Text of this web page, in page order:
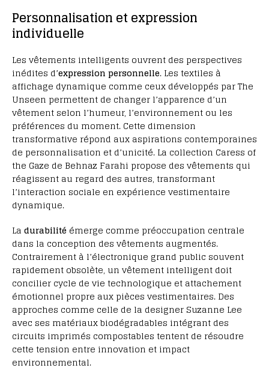
Personnalisation et expression
individuelle
Les vêtements intelligents ouvrent des perspectives
inédites d’expression personnelle. Les textiles à
affichage dynamique comme ceux développés par The
Unseen permettent de changer l’apparence d’un
vêtement selon l’humeur, l’environnement ou les
préférences du moment. Cette dimension
transformative répond aux aspirations contemporaines
de personnalisation et d’unicité. La collection Caress of
the Gaze de Behnaz Farahi propose des vêtements qui
réagissent au regard des autres, transformant
l’interaction sociale en expérience vestimentaire
dynamique.
La durabilité émerge comme préoccupation centrale
dans la conception des vêtements augmentés.
Contrairement à l’électronique grand public souvent
rapidement obsolète, un vêtement intelligent doit
concilier cycle de vie technologique et attachement
émotionnel propre aux pièces vestimentaires. Des
approches comme celle de la designer Suzanne Lee
avec ses matériaux biodégradables intégrant des
circuits imprimés compostables tentent de résoudre
cette tension entre innovation et impact
environnemental.